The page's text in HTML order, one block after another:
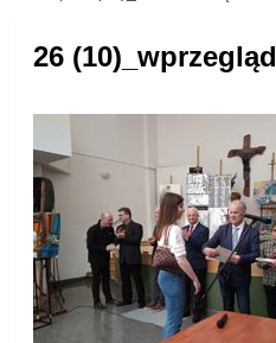
26 (10)_wprzegląd